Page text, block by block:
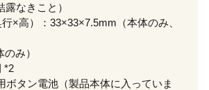
なきこと）
×高）：33×33×7.5mm（本体のみ、
み）
*2
ボタン電池（製品本体に入っていま